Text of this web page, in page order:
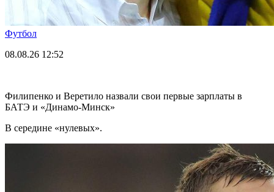
Футбол
08.08.26 12:52
Филипенко и Веретило назвали свои первые зарплаты в
БАТЭ и «Динамо-Минск»
В середине «нулевых».